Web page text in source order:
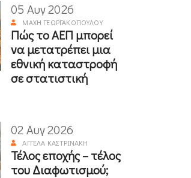
05 Αυγ 2026
ΜΆΧΗ ΓΕΩΡΓΑΚΟΠΟΎΛΟΥ
Πώς το ΑΕΠ μπορεί
να μετατρέπει μια
εθνική καταστροφή
σε στατιστική
02 Αυγ 2026
ΑΓΓΈΛΑ ΚΑΣΤΡΙΝΆΚΗ
Τέλος εποχής – τέλος
του Διαφωτισμού;